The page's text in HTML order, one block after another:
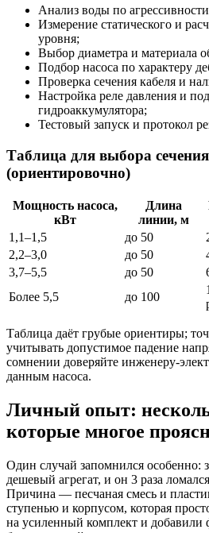
Анализ воды по
Измерение статического и
уровня;
Выбор диаметра и материала
Подбор насоса по характеру
Проверка сечения кабеля и
Настройка реле давления и
гидроаккумулятора;
Тестовый запуск и протокол
Таблица для выбора
(ориентировочно)
Мощность насоса,
кВт
Длина
линии, м
1,1–1,5
до 50
2,2–3,0
до 50
3,7–5,5
до 50
Более 5,5
до 100
Таблица даёт грубые ориентиры;
учитывать допустимое падение
сомнении доверяйте инженеру-
данным насоса.
Личный опыт:
которые многое
Один случай запомнился особенно:
дешевый агрегат, и он 3 раза
Причина — песчаная смесь и
ступенью и корпусом, которая
на усиленный комплект и добавили